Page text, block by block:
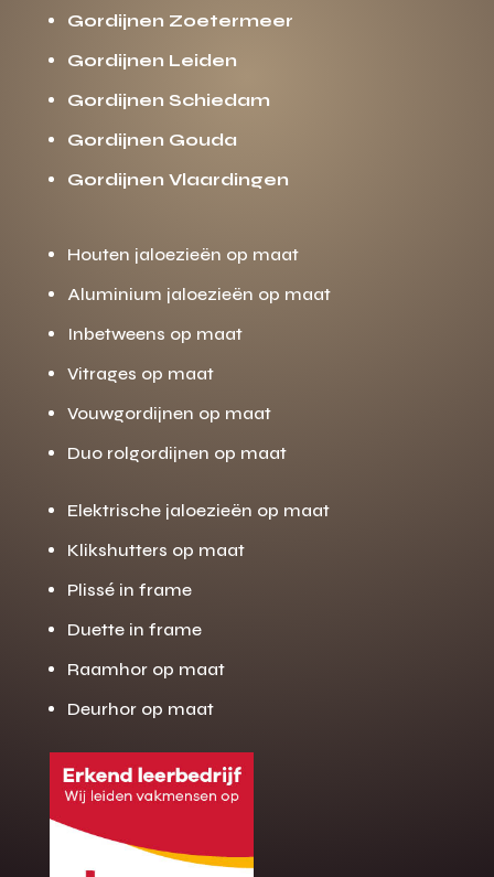
Gratis offerte
op maat?
Gordijnen Zoetermeer
Gordijnen Leiden
Gordijnen Schiedam
Gordijnen Gouda
Gordijnen Vlaardingen
Houten jaloezieën op maat
Aluminium jaloezieën op maat
Inbetweens op maat
Vitrages op maat
Vouwgordijnen op maat
Duo rolgordijnen op maat
Elektrische jaloezieën op maat
Klikshutters op maat
Plissé in frame
Duette in frame
Raamhor op maat
Deurhor op maat